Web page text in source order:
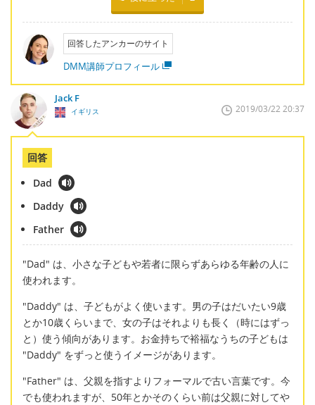
回答したアンカーのサイト
DMM講師プロフィール
Jack F
イギリス 2019/03/22 20:37
回答
Dad
Daddy
Father
"Dad" は、小さな子どもや若者に限らずあらゆる年齢の人に
使われます。
"Daddy" は、子どもがよく使います。男の子はだいたい9歳
とか10歳くらいまで、女の子はそれよりも長く（時にはずっ
と）使う傾向があります。お金持ちで裕福なうちの子どもは
"Daddy" をずっと使うイメージがあります。
"Father" は、父親を指すよりフォーマルで古い言葉です。今
でも使われますが、50年とかそのくらい前は父親に対してや